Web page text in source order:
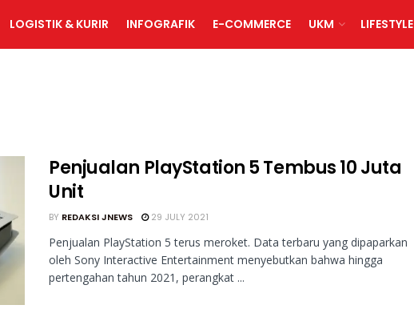
LOGISTIK & KURIR INFOGRAFIK E-COMMERCE UKM LIFESTYLE
Penjualan PlayStation 5 Tembus 10 Juta
Unit
BY REDAKSI JNEWS 29 JULY 2021
Penjualan PlayStation 5 terus meroket. Data terbaru yang dipaparkan
oleh Sony Interactive Entertainment menyebutkan bahwa hingga
pertengahan tahun 2021, perangkat ...